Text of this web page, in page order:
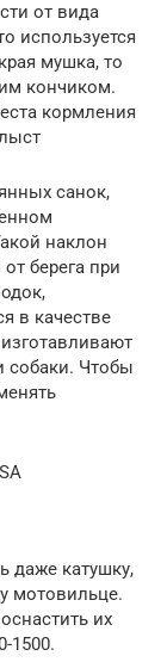
от вида
используется
мушка, то
кончиком.
кормления
санок,
наклон
берега при
в качестве
собаки. Чтобы
даже катушку,
мотовильце.
их
1500.